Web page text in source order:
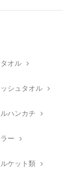
オル
シュタオル
ハンカチ
ー
ケット類